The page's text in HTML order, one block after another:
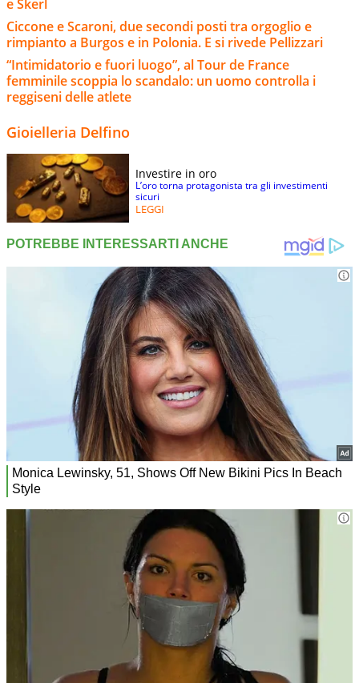
e Skerl
Ciccone e Scaroni, due secondi posti tra orgoglio e
rimpianto a Burgos e in Polonia. E si rivede Pellizzari
“Intimidatorio e fuori luogo”, al Tour de France
femminile scoppia lo scandalo: un uomo controlla i
reggiseni delle atlete
Gioielleria Delfino
Investire in oro
L’oro torna protagonista tra gli investimenti
sicuri
LEGGI